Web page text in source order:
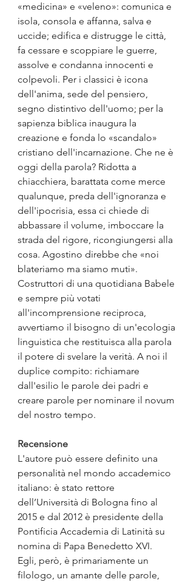
«medicina» e «veleno»: comunica e
isola, consola e affanna, salva e
uccide; edifica e distrugge le città,
fa cessare e scoppiare le guerre,
assolve e condanna innocenti e
colpevoli. Per i classici è icona
dell'anima, sede del pensiero,
segno distintivo dell'uomo; per la
sapienza biblica inaugura la
creazione e fonda lo «scandalo»
cristiano dell'incarnazione. Che ne è
oggi della parola? Ridotta a
chiacchiera, barattata come merce
qualunque, preda dell'ignoranza e
dell'ipocrisia, essa ci chiede di
abbassare il volume, imboccare la
strada del rigore, ricongiungersi alla
cosa. Agostino direbbe che «noi
blateriamo ma siamo muti».
Costruttori di una quotidiana Babele
e sempre più votati
all'incomprensione reciproca,
avvertiamo il bisogno di un'ecologia
linguistica che restituisca alla parola
il potere di svelare la verità. A noi il
duplice compito: richiamare
dall'esilio le parole dei padri e
creare parole per nominare il novum
del nostro tempo.
Recensione
L'autore può essere definito una
personalità nel mondo accademico
italiano: è stato rettore
dell’Università di Bologna fino al
2015 e dal 2012 è presidente della
Pontificia Accademia di Latinità su
nomina di Papa Benedetto XVI.
Egli, però, è primariamente un
filologo, un amante delle parole,